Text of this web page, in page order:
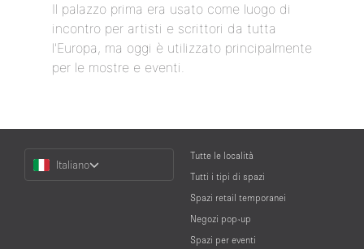
Il palazzo prima era usato come luogo di
incontro per artisti e scrittori da tutta
l'Europa, ma oggi è utilizzato principalmente
per le mostre e eventi.
Language
Italiano
Tutte le località
Tutti i tipi di spazi
Spazi retail temporanei
Negozi pop-up
Spazi per eventi